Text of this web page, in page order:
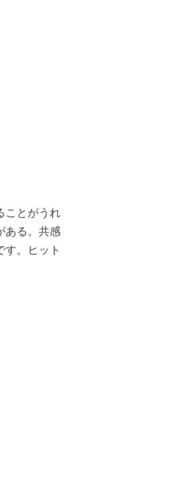
ことがうれ
ある。共感
。ヒット